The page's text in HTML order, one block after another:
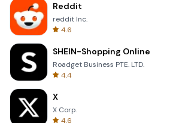
Reddit
reddit Inc.
4.6
SHEIN-Shopping Online
Roadget Business PTE. LTD.
4.4
X
X Corp.
4.6